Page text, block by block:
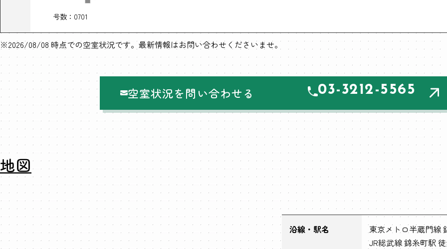
号数：0701
※2026/08/08 時点での空室状況です。最新情報はお問い合わせくださいませ。
空室状況を問い合わせる 03-3212-5565
地図
沿線・駅名
東京メトロ半蔵門線
JR総武線 錦糸町駅